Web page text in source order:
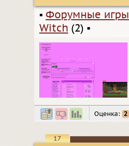
▪ Форумные игры
Witch (2) ▪
Оценка: 2
17